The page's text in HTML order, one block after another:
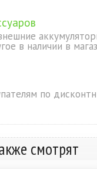
в наличии в
по
смотрят